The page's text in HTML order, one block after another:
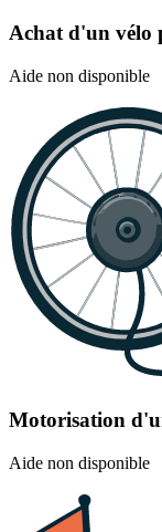
Achat d'un vélo
Aide non disponible
Motorisation
Aide non disponible